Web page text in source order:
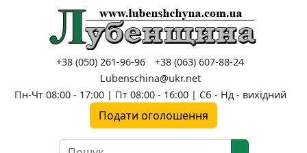
+38 (050) 261-96-96
+38 (063) 607-88-24
Lubenschina@ukr.net
Пн-Чт 08:00 - 17:00 | Пт 08:00 - 16:00 | Сб - Нд - вихідний
Подати оголошення
Пошук